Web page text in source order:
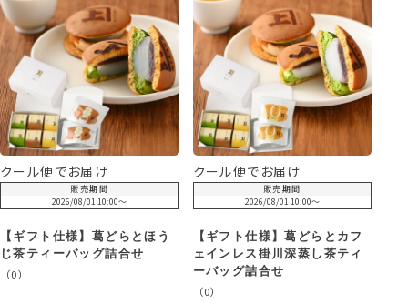
クール便でお届け
【ギフト仕様】葛どらとほう
じ茶ティーバッグ詰合せ
販売期間
2026/08/01 10:00〜
（0）
クール便でお届け
【ギフト仕様】葛どらとカフ
ェインレス掛川深蒸し茶ティ
ーバッグ詰合せ
販売期間
2026/08/01 10:00〜
（0）